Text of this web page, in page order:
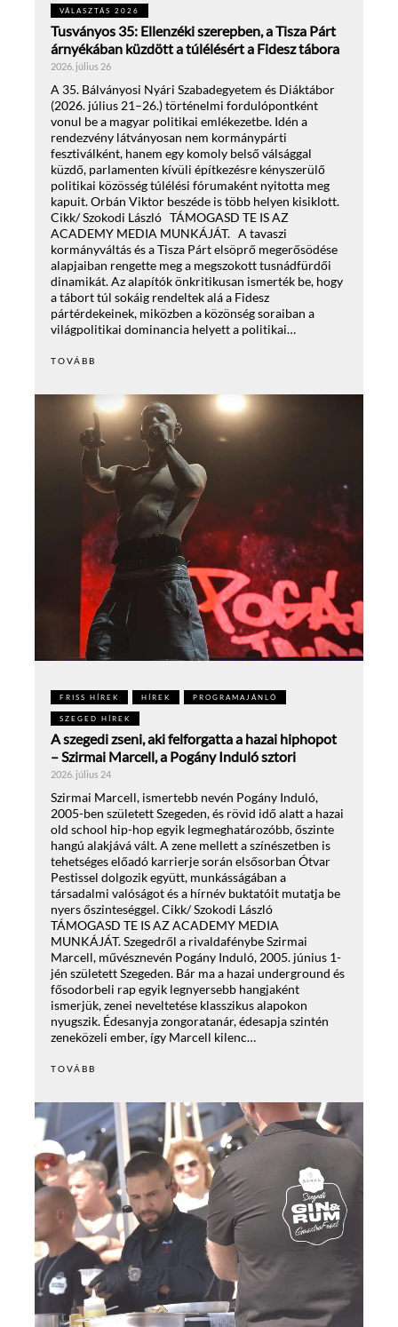
VÁLASZTÁS 2026
Tusványos 35: Ellenzéki szerepben, a Tisza Párt
árnyékában küzdött a túlélésért a Fidesz tábora
2026. július 26
A 35. Bálványosi Nyári Szabadegyetem és Diáktábor
(2026. július 21–26.) történelmi fordulópontként
vonul be a magyar politikai emlékezetbe. Idén a
rendezvény látványosan nem kormánypárti
fesztiválként, hanem egy komoly belső válsággal
küzdő, parlamenten kívüli építkezésre kényszerülő
politikai közösség túlélési fórumaként nyitotta meg
kapuit. Orbán Viktor beszéde is több helyen kisiklott.
Cikk/ Szokodi László TÁMOGASD TE IS AZ
ACADEMY MEDIA MUNKÁJÁT. A tavaszi
kormányváltás és a Tisza Párt elsöprő megerősödése
alapjaiban rengette meg a megszokott tusnádfürdői
dinamikát. Az alapítók önkritikusan ismerték be, hogy
a tábort túl sokáig rendeltek alá a Fidesz
pártérdekeinek, miközben a közönség soraiban a
világpolitikai dominancia helyett a politikai…
TOVÁBB
FRISS HÍREK HÍREK PROGRAMAJÁNLÓ
SZEGED HÍREK
A szegedi zseni, aki felforgatta a hazai hiphopot
– Szirmai Marcell, a Pogány Induló sztori
2026. július 24
Szirmai Marcell, ismertebb nevén Pogány Induló,
2005-ben született Szegeden, és rövid idő alatt a hazai
old school hip-hop egyik legmeghatározóbb, őszinte
hangú alakjává vált. A zene mellett a színészetben is
tehetséges előadó karrierje során elsősorban Ótvar
Pestissel dolgozik együtt, munkásságában a
társadalmi valóságot és a hírnév buktatóit mutatja be
nyers őszinteséggel. Cikk/ Szokodi László
TÁMOGASD TE IS AZ ACADEMY MEDIA
MUNKÁJÁT. Szegedről a rivaldafénybe Szirmai
Marcell, művésznevén Pogány Induló, 2005. június 1-
jén született Szegeden. Bár ma a hazai underground és
fősodorbeli rap egyik legnyersebb hangjaként
ismerjük, zenei neveltetése klasszikus alapokon
nyugszik. Édesanyja zongoratanár, édesapja szintén
zeneközeli ember, így Marcell kilenc…
TOVÁBB